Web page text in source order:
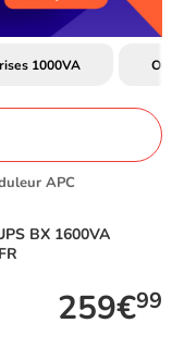
1000VA
APC
BX 1600VA
259€99